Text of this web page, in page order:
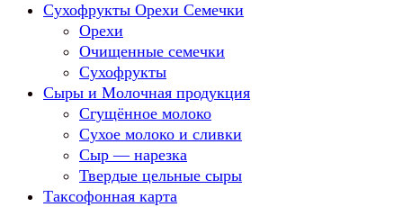
Сухофрукты Орехи Семечки
Орехи
Очищенные семечки
Сухофрукты
Сыры и Молочная продукция
Сгущённое молоко
Сухое молоко и сливки
Сыр — нарезка
Твердые цельные сыры
Таксофонная карта